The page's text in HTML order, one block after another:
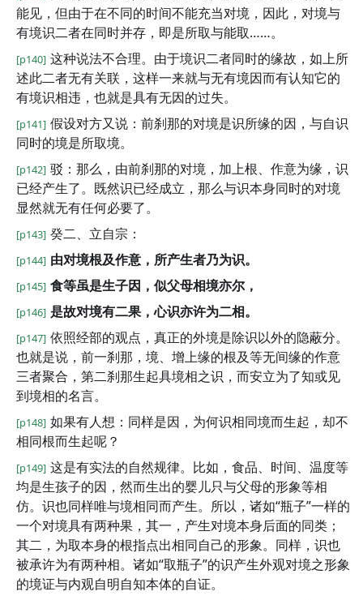
能见，但由于在不同的时间不能充当对境，因此，对境与
有境识二者在同时并存，即是所取与能取……。
[p140] 这种说法不合理。由于境识二者同时的缘故，如上所
述此二者无有关联，这样一来就与无有境因而有认知它的
有境识相违，也就是具有无因的过失。
[p141] 假设对方又说：前刹那的对境是识所缘的因，与自识
同时的境是所取境。
[p142] 驳：那么，由前刹那的对境，加上根、作意为缘，识
已经产生了。既然识已经成立，那么与识本身同时的对境
显然就无有任何必要了。
[p143] 癸二、立自宗：
[p144] 由对境根及作意，所产生者乃为识。
[p145] 食等虽是生子因，似父母相境亦尔，
[p146] 是故对境有二果，心识亦许为二相。
[p147] 依照经部的观点，真正的外境是除识以外的隐蔽分。
也就是说，前一刹那，境、增上缘的根及等无间缘的作意
三者聚合，第二刹那生起具境相之识，而安立为了知或见
到境相的名言。
[p148] 如果有人想：同样是因，为何识相同境而生起，却不
相同根而生起呢？
[p149] 这是有实法的自然规律。比如，食品、时间、温度等
均是生孩子的因，然而生出的婴儿只与父母的形象等相
仿。识也同样唯与境相同而产生。所以，诸如“瓶子”一样的
一个对境具有两种果，其一，产生对境本身后面的同类；
其二，为取本身的根指点出相同自己的形象。同样，识也
被承许为有两种相。诸如“取瓶子”的识产生外观对境之形象
的境证与内观自明自知本体的自证。